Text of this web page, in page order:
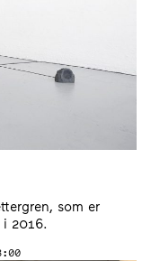
som er
i 2016.